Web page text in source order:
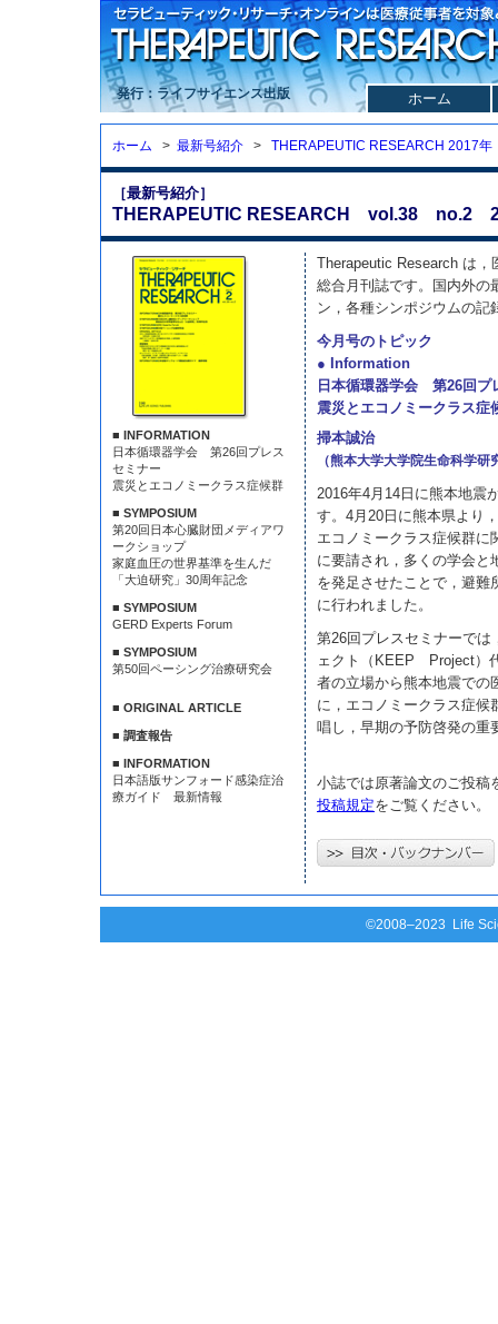
発行：ライフサイエンス出版 ホーム
ホーム > 最新号紹介 > THERAPEUTIC RESEARCH 2017年
［最新号紹介］
THERAPEUTIC RESEARCH vol.38 no.2
■ INFORMATION
日本循環器学会 第26回プレス
セミナー
震災とエコノミークラス症候群
■ SYMPOSIUM
第20回日本心臓財団メディアワ
ークショップ
家庭血圧の世界基準を生んだ
「大迫研究」30周年記念
■ SYMPOSIUM
GERD Experts Forum
■ SYMPOSIUM
第50回ペーシング治療研究会
■ ORIGINAL ARTICLE
■ 調査報告
■ INFORMATION
日本語版サンフォード感染症治
療ガイド 最新情報
Therapeutic Research は
総合月刊誌です。国内外の
ン，各種シンポジウムの記
今月号のトピック
● Information
日本循環器学会 第26回プ
震災とエコノミークラス
掃本誠治
（熊本大学大学院生命科学
2016年4月14日に熊本地震
す。4月20日に熊本県より
エコノミークラス症候群に
に要請され，多くの学会と
を発足させたことで，避難
に行われました。
第26回プレスセミナーで
ェクト（KEEP Project）
者の立場から熊本地震での
に，エコノミークラス症候
唱し，早期の予防啓発の重
小誌では原著論文のご投稿
投稿規定をご覧ください。
©2008–2023 Life